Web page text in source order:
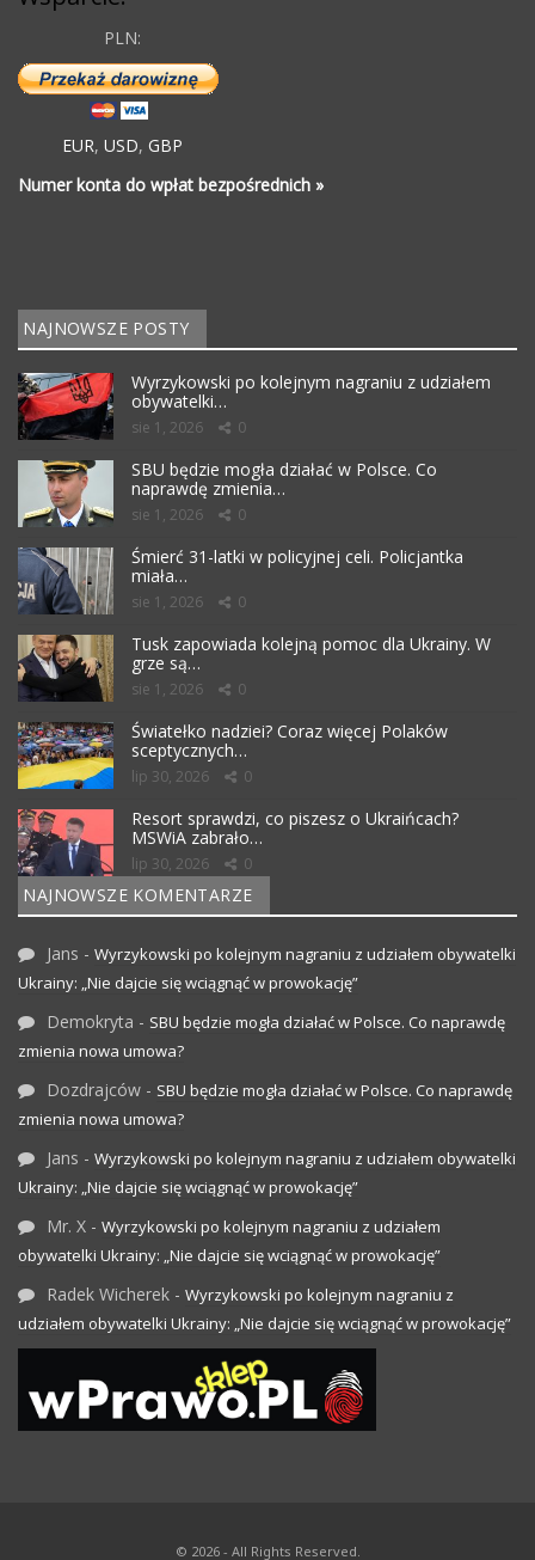
PLN:
EUR, USD, GBP
Numer konta do wpłat bezpośrednich »
NAJNOWSZE POSTY
Wyrzykowski po kolejnym nagraniu z udziałem
obywatelki…
sie 1, 2026 0
SBU będzie mogła działać w Polsce. Co
naprawdę zmienia…
sie 1, 2026 0
Śmierć 31-latki w policyjnej celi. Policjantka
miała…
sie 1, 2026 0
Tusk zapowiada kolejną pomoc dla Ukrainy. W
grze są…
sie 1, 2026 0
Światełko nadziei? Coraz więcej Polaków
sceptycznych…
lip 30, 2026 0
Resort sprawdzi, co piszesz o Ukraińcach?
MSWiA zabrało…
lip 30, 2026 0
NAJNOWSZE KOMENTARZE
Jans - Wyrzykowski po kolejnym nagraniu z udziałem obywatelki
Ukrainy: „Nie dajcie się wciągnąć w prowokację”
Demokryta - SBU będzie mogła działać w Polsce. Co naprawdę
zmienia nowa umowa?
Dozdrajców - SBU będzie mogła działać w Polsce. Co naprawdę
zmienia nowa umowa?
Jans - Wyrzykowski po kolejnym nagraniu z udziałem obywatelki
Ukrainy: „Nie dajcie się wciągnąć w prowokację”
Mr. X - Wyrzykowski po kolejnym nagraniu z udziałem
obywatelki Ukrainy: „Nie dajcie się wciągnąć w prowokację”
Radek Wicherek - Wyrzykowski po kolejnym nagraniu z
udziałem obywatelki Ukrainy: „Nie dajcie się wciągnąć w prowokację”
© 2026 - All Rights Reserved.